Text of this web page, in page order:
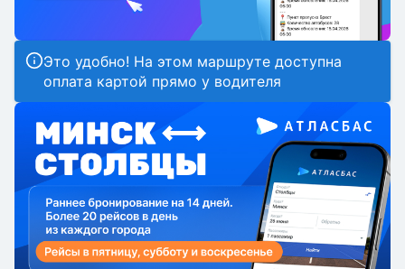
Это удобно! На этом маршруте доступна
оплата картой прямо у водителя